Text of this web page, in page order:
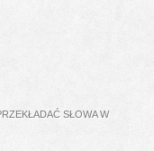
SŁOWA W